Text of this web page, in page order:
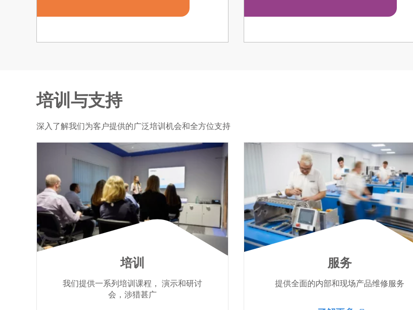
培训与支持
深入了解我们为客户提供的广泛培训机会和全方位支持
培训
我们提供一系列培训课程， 演示和研讨
会，涉猎甚广
服务
提供全面的内部和现场产品维修服务